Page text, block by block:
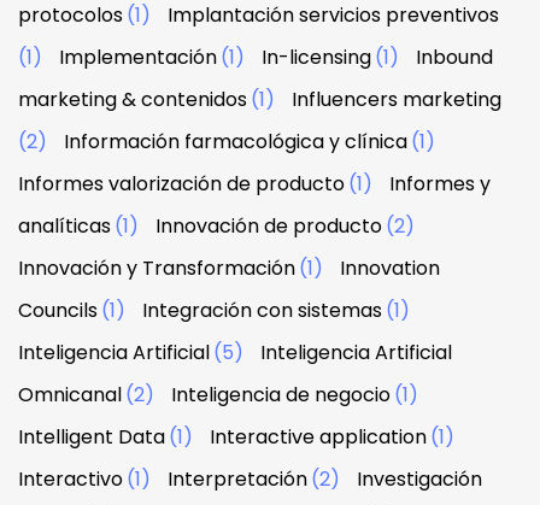
protocolos(1)
Implantación servicios preventivos
(1)
Implementación(1) In-licensing(1)
Inbound
marketing & contenidos(1)
Influencers marketing
(2)
Información farmacológica y clínica(1)
Informes valorización de producto(1)
Informes y
analíticas(1) Innovación de producto(2)
Innovación y Transformación(1)
Innovation
Councils(1) Integración con sistemas(1)
Inteligencia Artificial(5)
Inteligencia Artificial
Omnicanal(2) Inteligencia de negocio(1)
Intelligent Data(1) Interactive application(1)
Interactivo(1) Interpretación(2)
Investigación